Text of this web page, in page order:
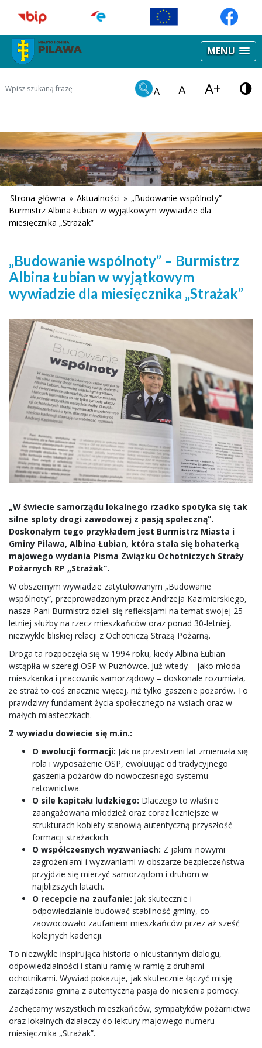
MENU
Wyszukiwarka treści na stronie -A A A+
Strona główna » Aktualności » „Budowanie wspólnoty” –
Burmistrz Albina Łubian w wyjątkowym wywiadzie dla
miesięcznika „Strażak”
„Budowanie wspólnoty” – Burmistrz
Albina Łubian w wyjątkowym
wywiadzie dla miesięcznika „Strażak”
„W świecie samorządu lokalnego rzadko spotyka się tak
silne sploty drogi zawodowej z pasją społeczną”.
Doskonałym tego przykładem jest Burmistrz Miasta i
Gminy Pilawa, Albina Łubian, która stała się bohaterką
majowego wydania Pisma Związku Ochotniczych Straży
Pożarnych RP „Strażak”.
W obszernym wywiadzie zatytułowanym „Budowanie
wspólnoty”, przeprowadzonym przez Andrzeja Kazimierskiego,
nasza Pani Burmistrz dzieli się refleksjami na temat swojej 25-
letniej służby na rzecz mieszkańców oraz ponad 30-letniej,
niezwykle bliskiej relacji z Ochotniczą Strażą Pożarną.
Droga ta rozpoczęła się w 1994 roku, kiedy Albina Łubian
wstąpiła w szeregi OSP w Puznówce. Już wtedy – jako młoda
mieszkanka i pracownik samorządowy – doskonale rozumiała,
że straż to coś znacznie więcej, niż tylko gaszenie pożarów. To
prawdziwy fundament życia społecznego na wsiach oraz w
małych miasteczkach.
Z wywiadu dowiecie się m.in.:
O ewolucji formacji: Jak na przestrzeni lat zmieniała się
rola i wyposażenie OSP, ewoluując od tradycyjnego
gaszenia pożarów do nowoczesnego systemu
ratownictwa.
O sile kapitału ludzkiego: Dlaczego to właśnie
zaangażowana młodzież oraz coraz liczniejsze w
strukturach kobiety stanowią autentyczną przyszłość
formacji strażackich.
O współczesnych wyzwaniach: Z jakimi nowymi
zagrożeniami i wyzwaniami w obszarze bezpieczeństwa
przyjdzie się mierzyć samorządom i druhom w
najbliższych latach.
O recepcie na zaufanie: Jak skutecznie i
odpowiedzialnie budować stabilność gminy, co
zaowocowało zaufaniem mieszkańców przez aż sześć
kolejnych kadencji.
To niezwykle inspirująca historia o nieustannym dialogu,
odpowiedzialności i staniu ramię w ramię z druhami
ochotnikami. Wywiad pokazuje, jak skutecznie łączyć misję
zarządzania gminą z autentyczną pasją do niesienia pomocy.
Zachęcamy wszystkich mieszkańców, sympatyków pożarnictwa
oraz lokalnych działaczy do lektury majowego numeru
miesięcznika „Strażak”.